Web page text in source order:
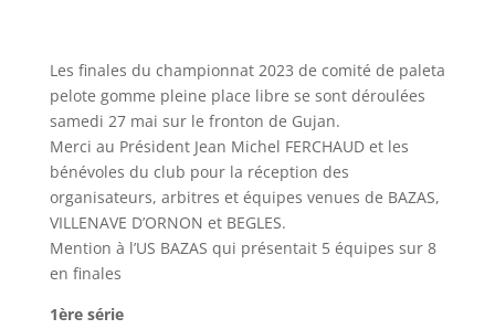
Les finales du championnat 2023 de comité de paleta
pelote gomme pleine place libre se sont déroulées
samedi 27 mai sur le fronton de Gujan.
Merci au Président Jean Michel FERCHAUD et les
bénévoles du club pour la réception des
organisateurs, arbitres et équipes venues de BAZAS,
VILLENAVE D’ORNON et BEGLES.
Mention à l’US BAZAS qui présentait 5 équipes sur 8
en finales
1ère série